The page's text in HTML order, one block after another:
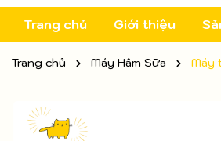
Trang chủ Giới thiệu
Trang chủ Máy Hâm Sữa Máy